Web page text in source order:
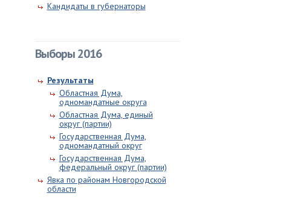
Кандидаты в губернаторы
Выборы 2016
Результаты
Областная Дума,
одномандатные округа
Областная Дума, единый
округ (партии)
Государственная Дума,
одномандатный округ
Государственная Дума,
федеральный округ (партии)
Явка по районам Новгородской
области